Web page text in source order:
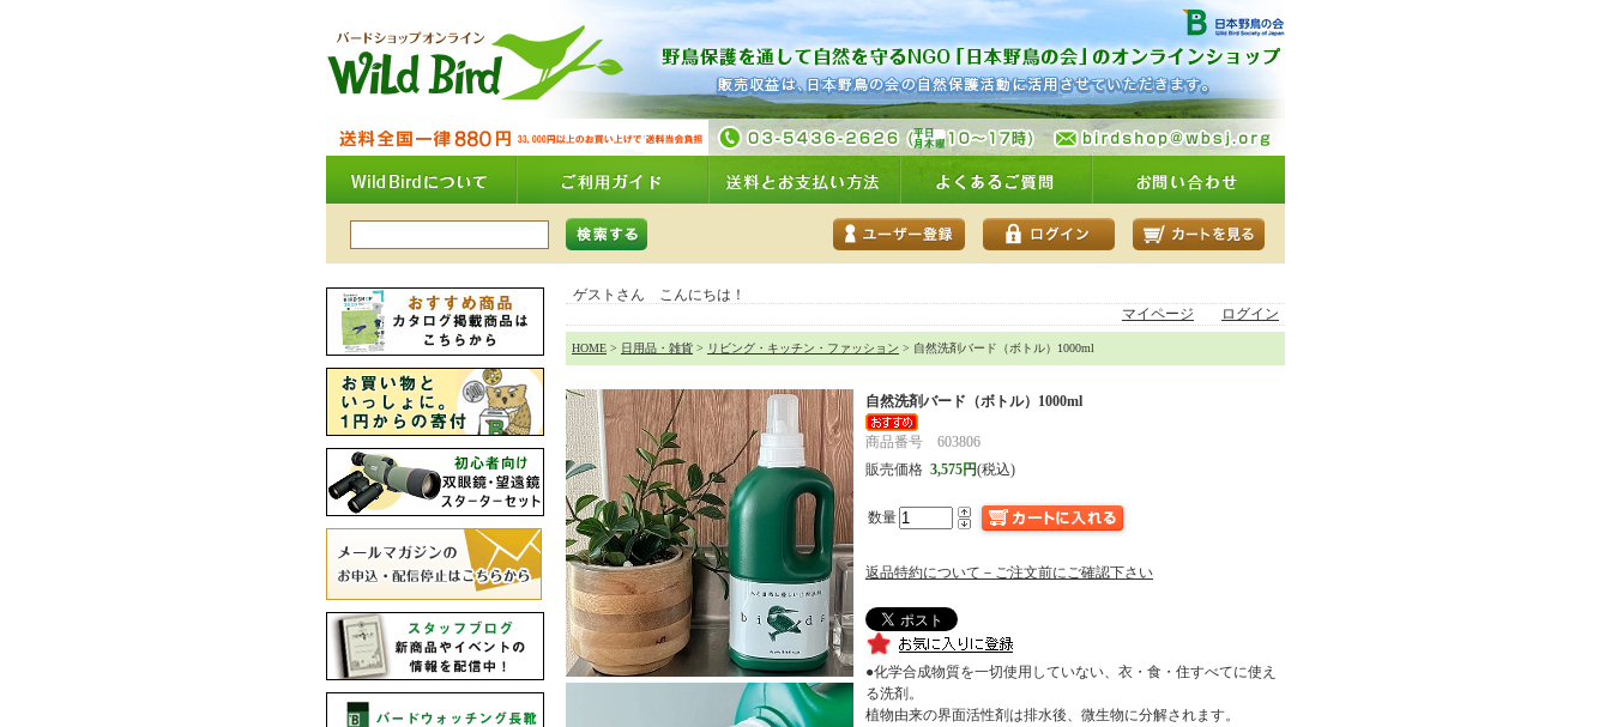
ゲストさん こんにちは！
マイページ
ログイン
HOME > 日用品・雑貨 > リビング・キッチン・ファッション > 自然洗剤バード（ボトル）1000ml
自然洗剤バード（ボトル）1000ml
商品番号 603806
販売価格 3,575円(税込)
数量
返品特約について－ご注文前にご確認下さい
●化学合成物質を一切使用していない、衣・食・住すべてに使え
る洗剤。
植物由来の界面活性剤は排水後、微生物に分解されます。